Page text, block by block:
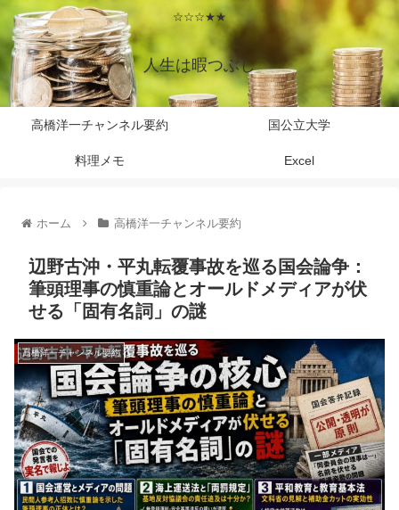
☆☆☆★★
人生は暇つぶし
高橋洋一チャンネル要約 国公立大学
料理メモ Excel
ホーム 高橋洋一チャンネル要約
辺野古沖・平丸転覆事故を巡る国会論争：
筆頭理事の慎重論とオールドメディアが伏
せる「固有名詞」の謎
高橋洋一チャンネル要約